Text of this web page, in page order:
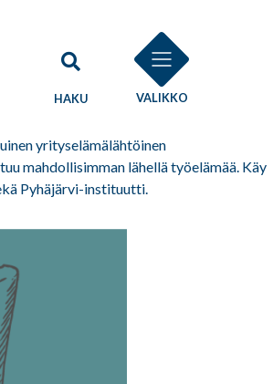
HAKU VALIKKO
yrityselämälähtöinen
mahdollisimman lähellä työelämää. Käy
Pyhäjärvi-instituutti.